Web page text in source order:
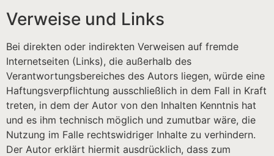
Verweise und Links
Bei direkten oder indirekten Verweisen auf fremde
Internetseiten (Links), die außerhalb des
Verantwortungsbereiches des Autors liegen, würde eine
Haftungsverpflichtung ausschließlich in dem Fall in Kraft
treten, in dem der Autor von den Inhalten Kenntnis hat
und es ihm technisch möglich und zumutbar wäre, die
Nutzung im Falle rechtswidriger Inhalte zu verhindern.
Der Autor erklärt hiermit ausdrücklich, dass zum